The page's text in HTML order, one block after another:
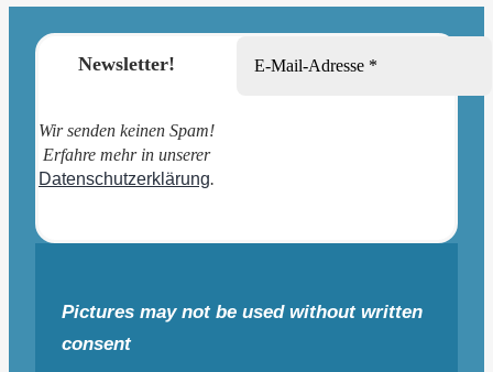
Newsletter!
Wir senden keinen Spam!
Erfahre mehr in unserer
Datenschutzerklärung.
Pictures may not be used without written
consent